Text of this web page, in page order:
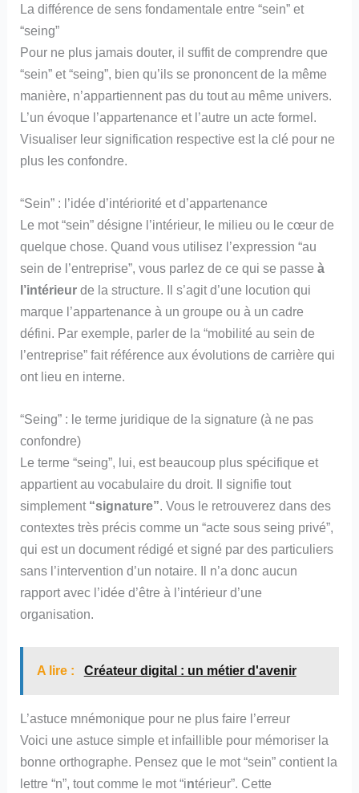
La différence de sens fondamentale entre “sein” et
“seing”
Pour ne plus jamais douter, il suffit de comprendre que
“sein” et “seing”, bien qu’ils se prononcent de la même
manière, n’appartiennent pas du tout au même univers.
L’un évoque l’appartenance et l’autre un acte formel.
Visualiser leur signification respective est la clé pour ne
plus les confondre.
“Sein” : l’idée d’intériorité et d’appartenance
Le mot “sein” désigne l’intérieur, le milieu ou le cœur de
quelque chose. Quand vous utilisez l’expression “au
sein de l’entreprise”, vous parlez de ce qui se passeà
l’intérieur de la structure. Il s’agit d’une locution qui
marque l’appartenance à un groupe ou à un cadre
défini. Par exemple, parler de la “mobilité au sein de
l’entreprise” fait référence aux évolutions de carrière qui
ont lieu en interne.
“Seing” : le terme juridique de la signature (à ne pas
confondre)
Le terme “seing”, lui, est beaucoup plus spécifique et
appartient au vocabulaire du droit. Il signifie tout
simplement “signature”. Vous le retrouverez dans des
contextes très précis comme un “acte sous seing privé”,
qui est un document rédigé et signé par des particuliers
sans l’intervention d’un notaire. Il n’a donc aucun
rapport avec l’idée d’être à l’intérieur d’une
organisation.
A lire : Créateur digital : un métier d'avenir
L’astuce mnémonique pour ne plus faire l’erreur
Voici une astuce simple et infaillible pour mémoriser la
bonne orthographe. Pensez que le mot “sein” contient la
lettre “n”, tout comme le mot “intérieur”. Cette